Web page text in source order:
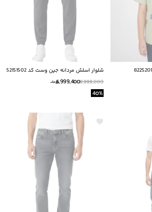
شلوار اسلش مردانه جين وست كد 52151502
9,999,000
5,999,400تومانــ
40%